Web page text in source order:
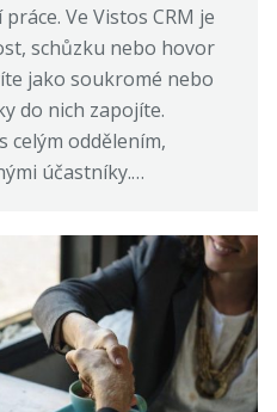
Ve Vistos CRM je
schůzku nebo hovor
jako soukromé nebo
do nich zapojíte.
celým oddělením,
účastníky.…